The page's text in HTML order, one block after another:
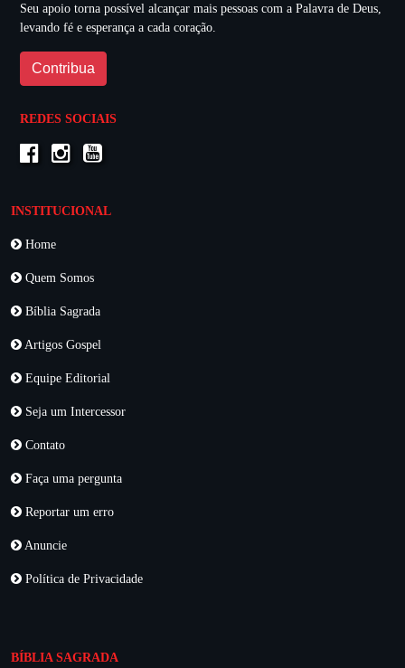
Seu apoio torna possível alcançar mais pessoas com a Palavra de Deus,
levando fé e esperança a cada coração.
Contribua
REDES SOCIAIS
INSTITUCIONAL
Home
Quem Somos
Bíblia Sagrada
Artigos Gospel
Equipe Editorial
Seja um Intercessor
Contato
Faça uma pergunta
Reportar um erro
Anuncie
Política de Privacidade
BÍBLIA SAGRADA